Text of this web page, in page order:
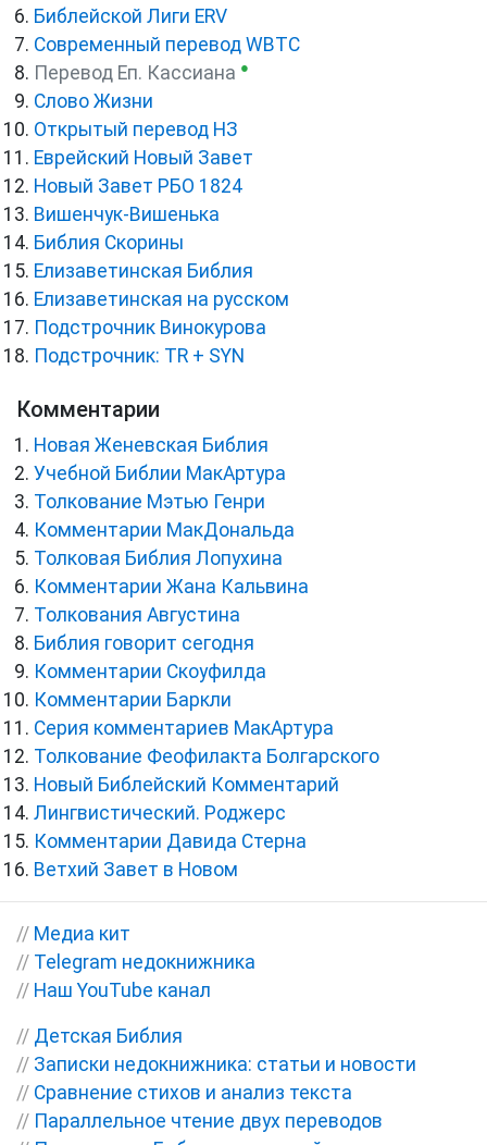
Библейской Лиги ERV
Cовременный перевод WBTC
Перевод Еп. Кассиана ●
Слово Жизни
Открытый перевод НЗ
Еврейский Новый Завет
Новый Завет РБО 1824
Вишенчук-Вишенька
Библия Скорины
Елизаветинская Библия
Елизаветинская на русском
Подстрочник Винокурова
Подстрочник: TR + SYN
Комментарии
Новая Женевская Библия
Учебной Библии МакАртура
Толкование Мэтью Генри
Комментарии МакДональда
Толковая Библия Лопухина
Комментарии Жана Кальвина
Толкования Августина
Библия говорит сегодня
Комментарии Скоуфилда
Комментарии Баркли
Серия комментариев МакАртура
Толкование Феофилакта Болгарского
Новый Библейский Комментарий
Лингвистический. Роджерс
Комментарии Давида Стерна
Ветхий Завет в Новом
// Медиа кит
// Telegram недокнижника
// Наш YouTube канал
// Детская Библия
// Записки недокнижника: статьи и новости
// Сравнение стихов и анализ текста
// Параллельное чтение двух переводов